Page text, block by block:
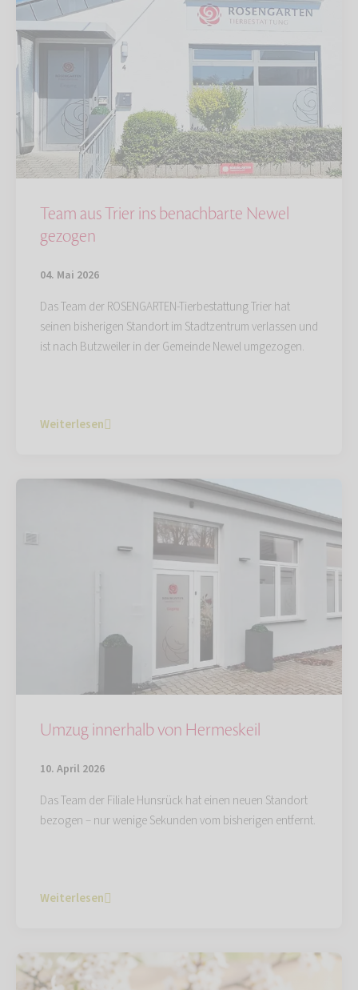
Team aus Trier ins benachbarte Newel
gezogen
04. Mai 2026
Das Team der ROSENGARTEN-Tierbestattung Trier hat
seinen bisherigen Standort im Stadtzentrum verlassen und
ist nach Butzweiler in der Gemeinde Newel umgezogen.
Weiterlesen
Umzug innerhalb von Hermeskeil
10. April 2026
Das Team der Filiale Hunsrück hat einen neuen Standort
bezogen – nur wenige Sekunden vom bisherigen entfernt.
Weiterlesen